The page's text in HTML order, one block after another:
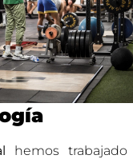
hemos